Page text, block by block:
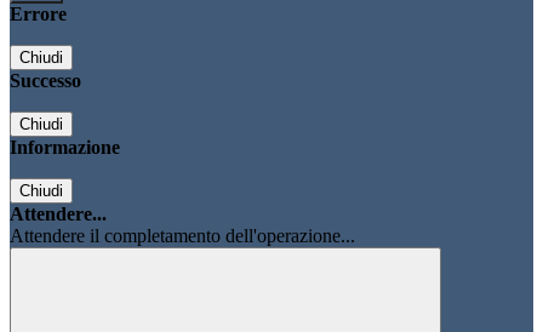
Errore
Chiudi
Successo
Chiudi
Informazione
Chiudi
Attendere...
Attendere il completamento dell'operazione...